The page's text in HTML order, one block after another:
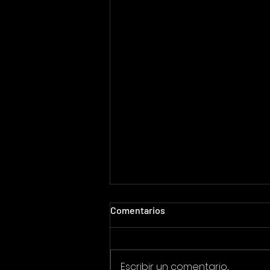
Comentarios
Escribir un comentario...